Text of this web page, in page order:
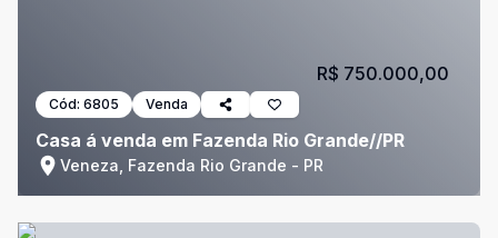
Cód: 6805 Venda
Casa á venda em Fazenda Rio Grande//PR
Veneza, Fazenda Rio Grande - PR
R$ 750.000,00